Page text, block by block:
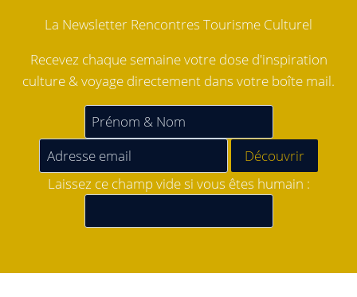
La Newsletter Rencontres Tourisme Culturel
Recevez chaque semaine votre dose d'inspiration
culture & voyage directement dans votre boîte mail.
Laissez ce champ vide si vous êtes humain :